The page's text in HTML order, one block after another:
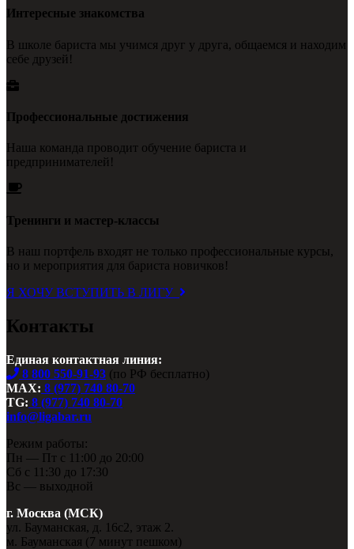
Интересные знакомства
В школе бариста мы учимся друг у друга, общаемся и находим
себе друзей!
Профессиональные достижения
Наша команда проводит обучение бариста и
предпринимателей!
Тренинги и мастер-классы
В наш портфель входят не только профессиональные курсы,
но и мероприятия для бариста новичков!
Я ХОЧУ ВСТУПИТЬ В ЛИГУ
Контакты
Единая контактная линия:
8 800 550-91-93 (по РФ бесплатно)
MAX: 8 (977) 740 80-70
TG: 8 (977) 740 80-70
info@ligabar.ru
Режим работы:
Пн — Пт с 11:00 до 20:00
Сб с 11:30 до 17:30
Вс — выходной
г. Москва (МСК)
ул. Бауманская, д. 16с2, этаж 2.
м. Бауманская (7 минут пешком)